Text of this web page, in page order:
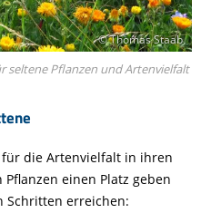
© Thomas Staab
seltene Pflanzen und Artenvielfalt
die Artenvielfalt in ihren
einen Platz geben
Schritten erreichen: